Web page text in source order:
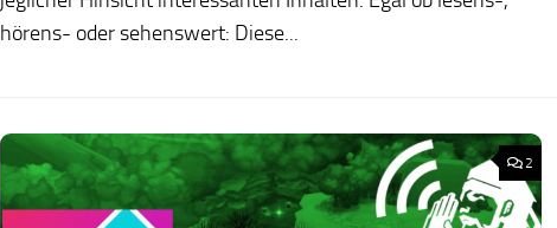
hörens- oder sehenswert: Diese...
2